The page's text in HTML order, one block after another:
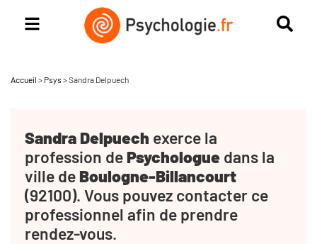
Accueil > Psys >Sandra Delpuech
Sandra Delpuech exerce la
profession dePsychologue dans la
ville de Boulogne-Billancourt
(92100). Vous pouvez contacter ce
professionnel afin de prendre
rendez-vous.